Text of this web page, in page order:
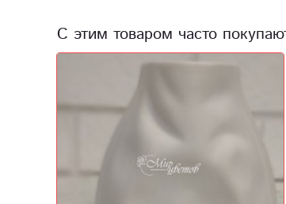
С этим товаром часто